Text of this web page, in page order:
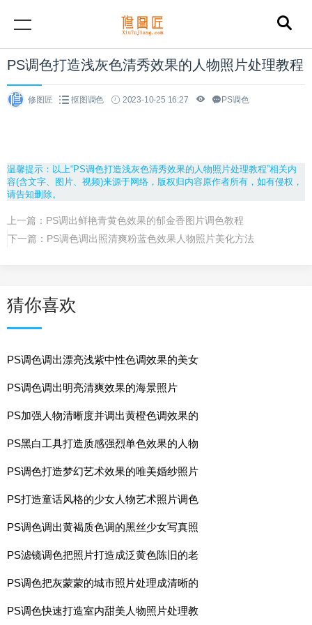
PS调色打造浅灰色清秀效果的人物照片处理教程
修图匠 抠图调色 2023-10-25 16:27 PS调色
温馨提示：以上“PS调色打造浅灰色清秀效果的人物照片处理教程”相关内
容(含文字、图片、视频)来源于网络，版权归内容原作者所有，如有侵权，
请告知删除。
上一篇： PS调出鲜艳青黄色效果的郁金香图片调色教程
下一篇： PS调色调出照清爽粉蓝色效果人物照片美化方法
猜你喜欢
PS调色调出漂亮浅紫中性色调效果的美女
PS调色调出明亮清爽效果的海景照片
PS加强人物清晰度并调出黄橙色调效果的
PS黑白工具打造质感强烈单色效果的人物
PS调色打造梦幻艺术效果的唯美婚纱照片
PS打造童话风格的少女人物艺术照片调色
PS调色调出黄褐质色调的黑丝少女写真照
PS滤镜调色把照片打造成泛黄色陈旧的老
PS调色把灰蒙蒙的城市照片处理成清晰的
PS调色快速打造室内甜美人物照片处理教